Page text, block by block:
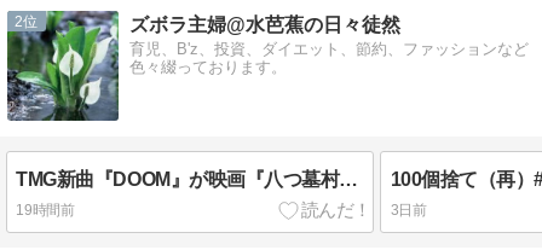
2 ズボラ主婦@水芭蕉の日々徒然
育児、B'z、投資、ダイエット、節約、ファッションなど
色々綴っております。
TMG新曲『DOOM』が映画『八つ墓村』主題歌に
19時間前 3日前